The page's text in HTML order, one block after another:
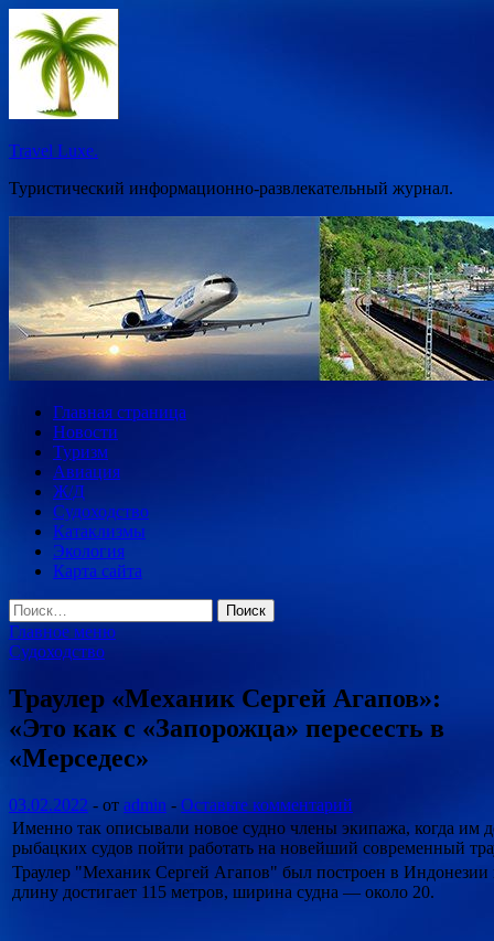
Перейти
к
содержимому
Travel Luxe.
Туристический информационно-развлекательный журнал.
Главная страница
Новости
Туризм
Авиация
Ж/Д
Судоходство
Катаклизмы
Экология
Карта сайта
Найти:
Главное меню
Судоходство
Траулер «Механик Сергей Агапов»:
«Это как с «Запорожца» пересесть в
«Мерседес»
03.02.2022 - от admin - Оставьте комментарий
Именно так описывали новое судно члены экипажа, когда им
рыбацких судов пойти работать на новейший современный
Траулер "Механик Сергей Агапов" был построен в Индонезии
длину достигает 115 метров, ширина судна — около 20.